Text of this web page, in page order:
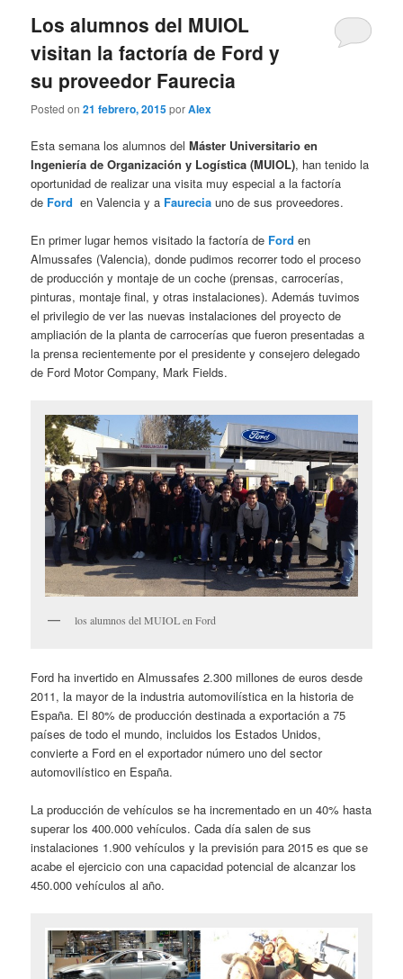
Los alumnos del MUIOL
visitan la factoría de Ford y
su proveedor Faurecia
Posted on21 febrero, 2015porAlex
Esta semana los alumnos delMáster Universitario en
Ingeniería de Organización y Logística (MUIOL), han tenido la
oportunidad de realizar una visita muy especial a la factoría
de Ford en Valencia y a Faurecia uno de sus proveedores.
En primer lugar hemos visitado la factoría de Ford en
Almussafes (Valencia), donde pudimos recorrer todo el proceso
de producción y montaje de un coche (prensas, carrocerías,
pinturas, montaje final, y otras instalaciones). Además tuvimos
el privilegio de ver las nuevas instalaciones del proyecto de
ampliación de la planta de carrocerías que fueron presentadas a
la prensa recientemente por el presidente y consejero delegado
de Ford Motor Company, Mark Fields.
los alumnos del MUIOL en Ford
Ford ha invertido en Almussafes 2.300 millones de euros desde
2011, la mayor de la industria automovilística en la historia de
España. El 80% de producción destinada a exportación a 75
países de todo el mundo, incluidos los Estados Unidos,
convierte a Ford en el exportador número uno del sector
automovilístico en España.
La producción de vehículos se ha incrementado en un 40% hasta
superar los 400.000 vehículos. Cada día salen de sus
instalaciones 1.900 vehículos y la previsión para 2015 es que se
acabe el ejercicio con una capacidad potencial de alcanzar los
450.000 vehículos al año.